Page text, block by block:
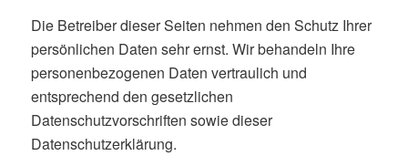
Die Betreiber dieser Seiten nehmen den Schutz Ihrer
persönlichen Daten sehr ernst. Wir behandeln Ihre
personenbezogenen Daten vertraulich und
entsprechend den gesetzlichen
Datenschutzvorschriften sowie dieser
Datenschutzerklärung.